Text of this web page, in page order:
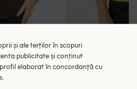
auriu
și ale terților în scopuri
publicitate și conținut
elaborat în concordanță cu